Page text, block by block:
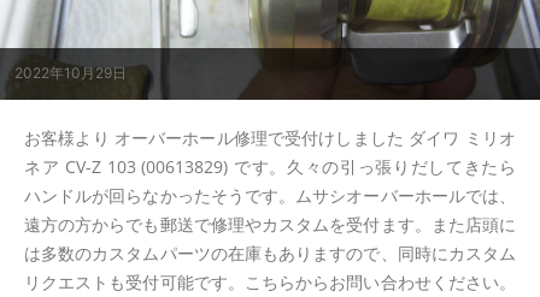
2022年10月29日
お客様より オーバーホール修理で受付けしました ダイワ ミリオ
ネア CV-Z 103 (00613829) です。久々の引っ張りだしてきたら
ハンドルが回らなかったそうです。ムサシオーバーホールでは、
遠方の方からでも郵送で修理やカスタムを受付ます。また店頭に
は多数のカスタムパーツの在庫もありますので、同時にカスタム
リクエストも受付可能です。こちらからお問い合わせください。